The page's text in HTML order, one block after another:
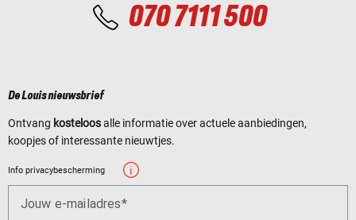
070 7111 500
De Louis nieuwsbrief
Ontvang kosteloosalle informatie over actuele aanbiedingen,
koopjes of interessante nieuwtjes.
Info privacybescherming
Jouw e-mailadres